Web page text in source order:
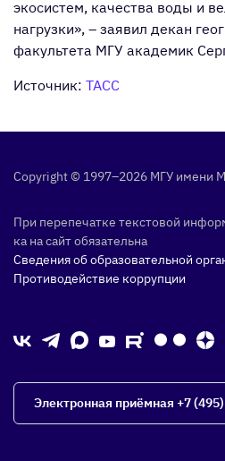
экосистем, качества воды и
нагрузки», – заявил декан
факультета МГУ академик
Источник: ТАСС
Copyright © 1997–2026 МГУ име­ни
При пе­репе­чат­ке тек­сто­вой
ка на сайт обя­затель­на
Сведения об образовательной
Противодействие коррупции
Электронная приёмная +7